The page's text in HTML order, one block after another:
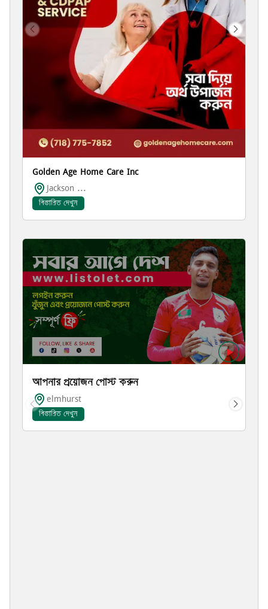
Golden Age Home Care Inc
Jackson ...
বিস্তারিত দেখুন
আপনার প্রয়োজন পোস্ট করুন
elmhurst
বিস্তারিত দেখুন